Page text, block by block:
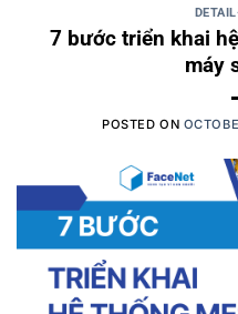
7 bước triển khai
máy
POSTED ON